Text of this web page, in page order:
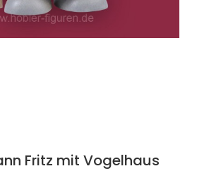
klicken
Fritz mit Vogelhaus